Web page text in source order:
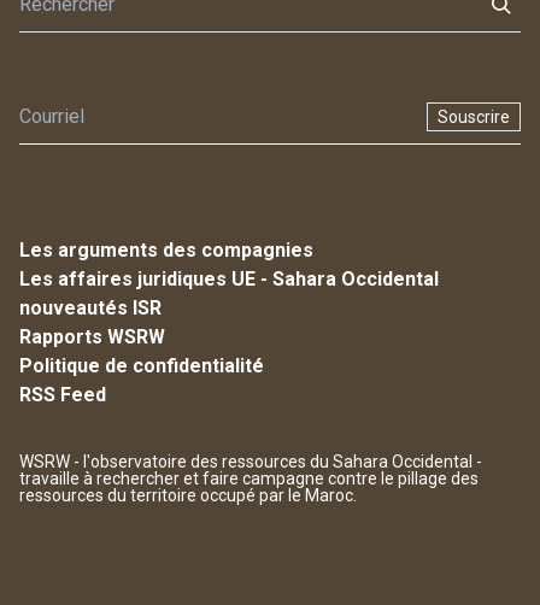
Souscrire
Les arguments des compagnies
Les affaires juridiques UE - Sahara Occidental
nouveautés ISR
Rapports WSRW
Politique de confidentialité
RSS Feed
WSRW - l'observatoire des ressources du Sahara Occidental -
travaille à rechercher et faire campagne contre le pillage des
ressources du territoire occupé par le Maroc.